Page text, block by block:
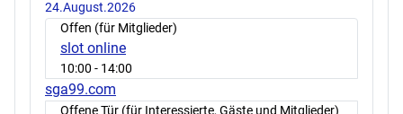
24.August.2026
Offen (für Mitglieder)
slot online
10:00 - 14:00
sga99.com
Offene Tür (für Interessierte, Gäste und Mitglieder)